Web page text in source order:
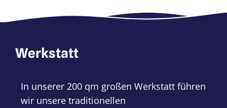
Werkstatt
In unserer 200 qm großen Werkstatt führen
wir unsere traditionellen